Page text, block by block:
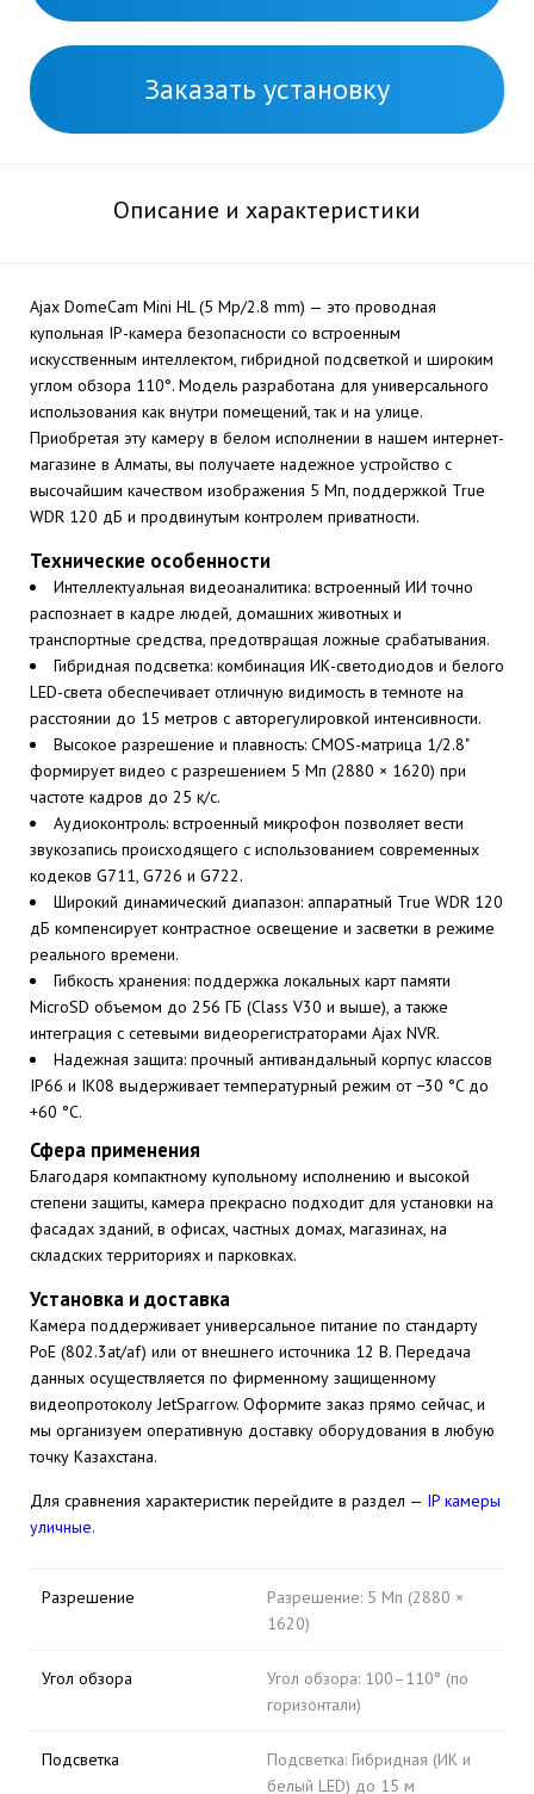
Заказать установку
Описание и характеристики
Ajax DomeCam Mini HL (5 Mp/2.8 mm) — это проводная
купольная IP-камера безопасности со встроенным
искусственным интеллектом, гибридной подсветкой и широким
углом обзора 110°. Модель разработана для универсального
использования как внутри помещений, так и на улице.
Приобретая эту камеру в белом исполнении в нашем интернет-
магазине в Алматы, вы получаете надежное устройство с
высочайшим качеством изображения 5 Мп, поддержкой True
WDR 120 дБ и продвинутым контролем приватности.
Технические особенности
Интеллектуальная видеоаналитика: встроенный ИИ точно
распознает в кадре людей, домашних животных и
транспортные средства, предотвращая ложные срабатывания.
Гибридная подсветка: комбинация ИК-светодиодов и белого
LED-света обеспечивает отличную видимость в темноте на
расстоянии до 15 метров с авторегулировкой интенсивности.
Высокое разрешение и плавность: CMOS-матрица 1/2.8"
формирует видео с разрешением 5 Мп (2880 × 1620) при
частоте кадров до 25 к/с.
Аудиоконтроль: встроенный микрофон позволяет вести
звукозапись происходящего с использованием современных
кодеков G711, G726 и G722.
Широкий динамический диапазон: аппаратный True WDR 120
дБ компенсирует контрастное освещение и засветки в режиме
реального времени.
Гибкость хранения: поддержка локальных карт памяти
MicroSD объемом до 256 ГБ (Class V30 и выше), а также
интеграция с сетевыми видеорегистраторами Ajax NVR.
Надежная защита: прочный антивандальный корпус классов
IP66 и IK08 выдерживает температурный режим от −30 °C до
+60 °C.
Сфера применения
Благодаря компактному купольному исполнению и высокой
степени защиты, камера прекрасно подходит для установки на
фасадах зданий, в офисах, частных домах, магазинах, на
складских территориях и парковках.
Установка и доставка
Камера поддерживает универсальное питание по стандарту
PoE (802.3at/af) или от внешнего источника 12 В. Передача
данных осуществляется по фирменному защищенному
видеопротоколу JetSparrow. Оформите заказ прямо сейчас, и
мы организуем оперативную доставку оборудования в любую
точку Казахстана.
Для сравнения характеристик перейдите в раздел — IP камеры
уличные.
Разрешение
Разрешение: 5 Мп (2880 ×
1620)
Угол обзора
Угол обзора: 100–110° (по
горизонтали)
Подсветка
Подсветка: Гибридная (ИК и
белый LED) до 15 м